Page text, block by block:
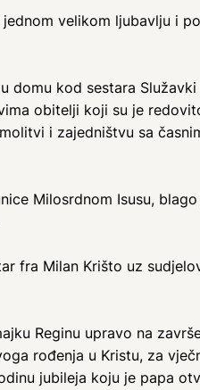
velikom ljubavlju i
kod sestara
obitelji koji su je
i zajedništvu sa
Milosrdnom Isusu,
fra Milan Krišto uz
Reginu upravo na
rođenja u Kristu, za
jubileja koju je papa